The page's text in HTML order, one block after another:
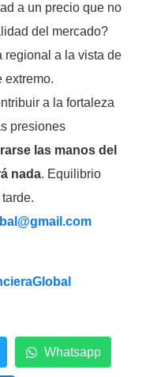
a un precio que no
del mercado?
regional a la vista de
extremo.
a la fortaleza
presiones
las manos del
nada. Equilibrio
gmail.com
Whatsapp